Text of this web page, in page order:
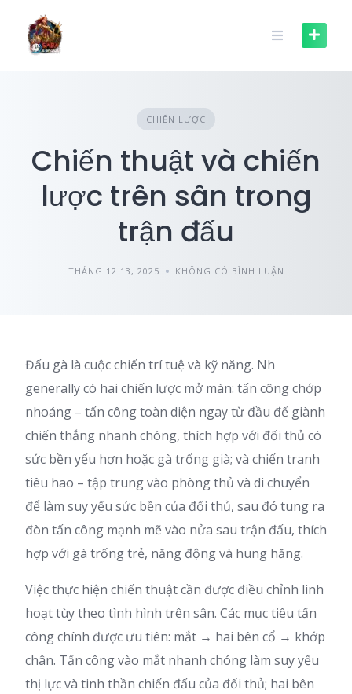
content
CHIẾN LƯỢC
Chiến thuật và chiến
lược trên sân trong
trận đấu
THÁNG 12 13, 2025 KHÔNG CÓ BÌNH LUẬN
Đấu gà là cuộc chiến trí tuệ và kỹ năng. Nh
generally có hai chiến lược mở màn: tấn công chớp
nhoáng – tấn công toàn diện ngay từ đầu để giành
chiến thắng nhanh chóng, thích hợp với đối thủ có
sức bền yếu hơn hoặc gà trống già; và chiến tranh
tiêu hao – tập trung vào phòng thủ và di chuyển
để làm suy yếu sức bền của đối thủ, sau đó tung ra
đòn tấn công mạnh mẽ vào nửa sau trận đấu, thích
hợp với gà trống trẻ, năng động và hung hăng.
Việc thực hiện chiến thuật cần được điều chỉnh linh
hoạt tùy theo tình hình trên sân. Các mục tiêu tấn
công chính được ưu tiên: mắt → hai bên cổ → khớp
chân. Tấn công vào mắt nhanh chóng làm suy yếu
thị lực và tinh thần chiến đấu của đối thủ; hai bên